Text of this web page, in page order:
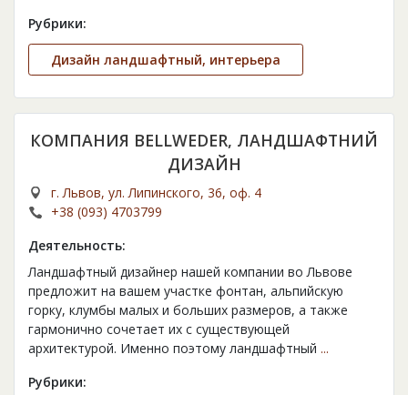
Рубрики:
Дизайн ландшафтный, интерьера
КОМПАНИЯ BELLWEDER, ЛАНДШАФТНИЙ
ДИЗАЙН
г. Львов, ул. Липинского, 36, оф. 4
+38 (093) 4703799
Деятельность:
Ландшафтный дизайнер нашей компании во Львове
предложит на вашем участке фонтан, альпийскую
горку, клумбы малых и больших размеров, а также
гармонично сочетает их с существующей
архитектурой. Именно поэтому ландшафтный ...
Рубрики: